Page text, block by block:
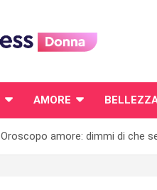
AMORE
Oroscopo amore: dimmi di che